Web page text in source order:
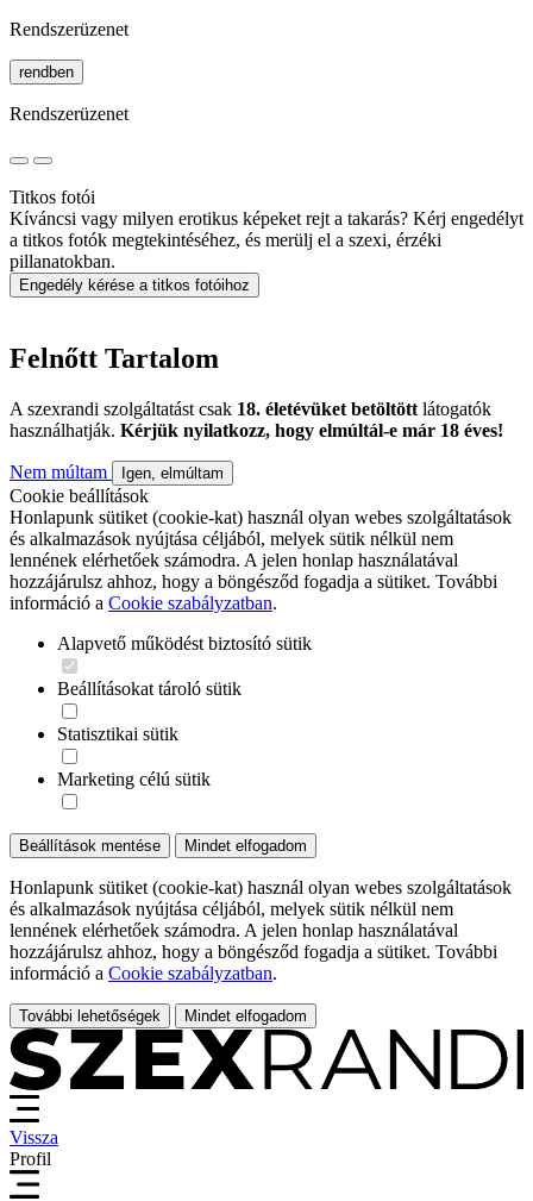
Rendszerüzenet
rendben
Rendszerüzenet
Titkos fotói
Kíváncsi vagy milyen erotikus képeket rejt a takarás? Kérj engedélyt
a titkos fotók megtekintéséhez, és merülj el a szexi, érzéki
pillanatokban.
Engedély kérése a titkos fotóihoz
Felnőtt Tartalom
A szexrandi szolgáltatást csak 18. életévüket betöltött látogatók
használhatják. Kérjük nyilatkozz, hogy elmúltál-e már 18 éves!
Nem múltam Igen, elmúltam
Cookie beállítások
Honlapunk sütiket (cookie-kat) használ olyan webes szolgáltatások
és alkalmazások nyújtása céljából, melyek sütik nélkül nem
lennének elérhetőek számodra. A jelen honlap használatával
hozzájárulsz ahhoz, hogy a böngésződ fogadja a sütiket. További
információ a Cookie szabályzatban.
Alapvető működést biztosító sütik
Beállításokat tároló sütik
Statisztikai sütik
Marketing célú sütik
Beállítások mentése Mindet elfogadom
Honlapunk sütiket (cookie-kat) használ olyan webes szolgáltatások
és alkalmazások nyújtása céljából, melyek sütik nélkül nem
lennének elérhetőek számodra. A jelen honlap használatával
hozzájárulsz ahhoz, hogy a böngésződ fogadja a sütiket. További
információ a Cookie szabályzatban.
További lehetőségek Mindet elfogadom
Vissza
Profil